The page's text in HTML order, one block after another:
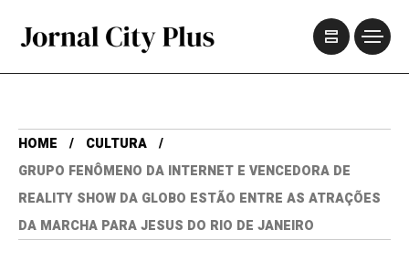
HOME
CULTURA
GRUPO FENÔMENO DA INTERNET E VENCEDORA DE
REALITY SHOW DA GLOBO ESTÃO ENTRE AS ATRAÇÕES
DA MARCHA PARA JESUS DO RIO DE JANEIRO